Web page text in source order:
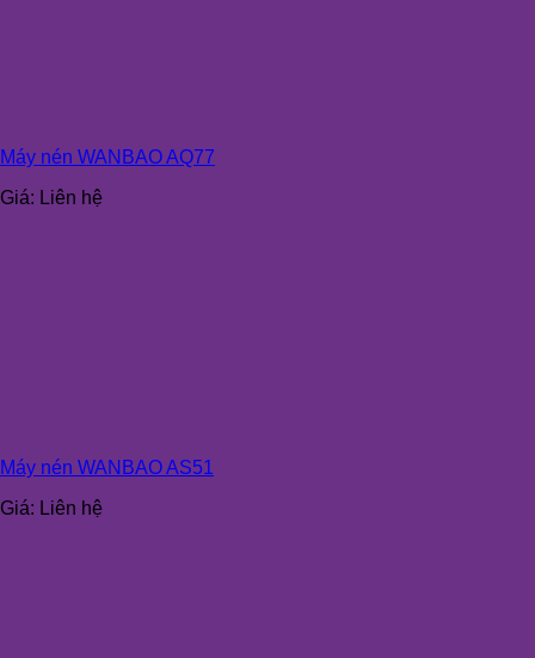
Máy nén WANBAO AQ77
Giá: Liên hệ
Máy nén WANBAO AS51
Giá: Liên hệ